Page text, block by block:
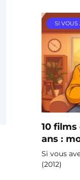
SI VOUS
10
ans :
Si vous
(2012)